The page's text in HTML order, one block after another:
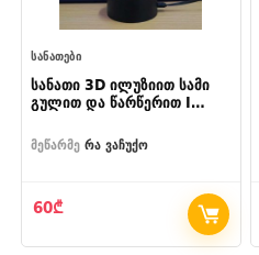
ᲡᲐᲜᲐᲗᲔᲑᲘ
სანათი 3D ილუზიით სამი
გულით და წარწერით I
მეწარმე რა ვაჩუქო
60₾